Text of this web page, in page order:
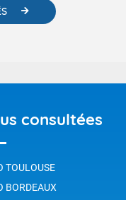
consultées
TOULOUSE
BORDEAUX